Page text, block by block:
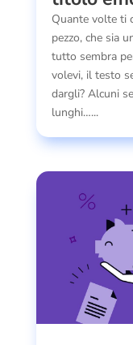
Quante volte ti
pezzo, che sia
tutto sembra
volevi, il testo
dargli? Alcuni
lunghi…...